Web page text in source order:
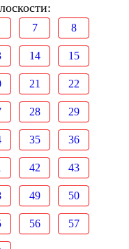
7 8
14 15
21 22
28 29
35 36
42 43
49 50
56 57